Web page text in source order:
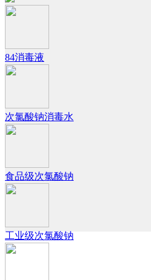
84消毒液
次氯酸钠消毒水
食品级次氯酸钠
工业级次氯酸钠